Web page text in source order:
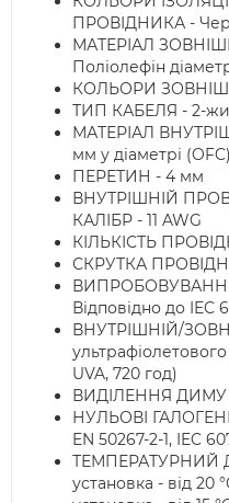
ПРОВІДНИКА -
МАТЕРІАЛ
Поліолефін
КОЛЬОРИ
ТИП КАБЕЛЯ - 2-
МАТЕРІАЛ
мм у діаметрі (OFC)
ПЕРЕТИН - 4 мм
ВНУТРІШНІЙ
КАЛІБР - 11 AWG
КІЛЬКІСТЬ
СКРУТКА
Відповідно до IEC
ВНУТРІШНІЙ/
UVA, 720 год)
ВИДІЛЕННЯ ДИМУ -
НУЛЬОВІ
EN 50267-2-1, IEC
ТЕМПЕРАТУРНИЙ
установка - від 20